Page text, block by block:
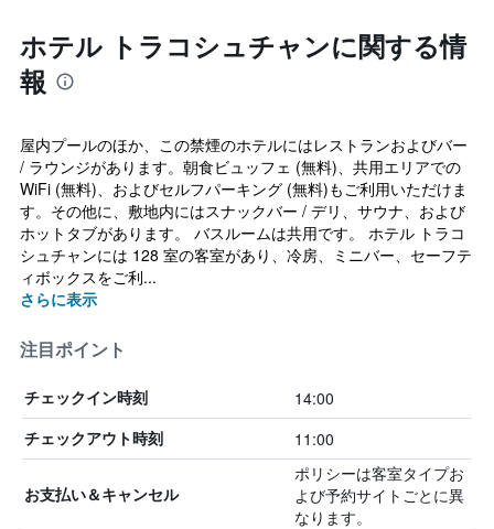
ホテル トラコシュチャンに関する情
報
屋内プールのほか、この禁煙のホテルにはレストランおよびバー
/ ラウンジがあります。朝食ビュッフェ (無料)、共用エリアでの
WiFi (無料)、およびセルフパーキング (無料)もご利用いただけま
す。その他に、敷地内にはスナックバー / デリ、サウナ、および
ホットタブがあります。 バスルームは共用です。 ホテル トラコ
シュチャンには 128 室の客室があり、冷房、ミニバー、セーフテ
ィボックスをご利...
さらに表示
注目ポイント
チェックイン時刻 14:00
チェックアウト時刻 11:00
お支払い＆キャンセル
ポリシーは客室タイプお
よび予約サイトごとに異
なります。